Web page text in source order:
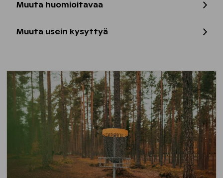
Muuta huomioitavaa
Muuta usein kysyttyä